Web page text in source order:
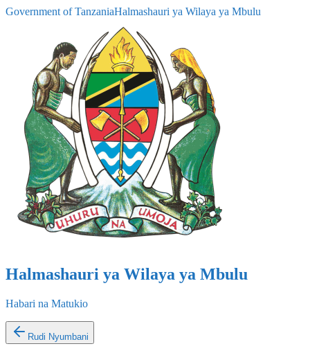
Government of TanzaniaHalmashauri ya Wilaya ya Mbulu
Halmashauri ya Wilaya ya Mbulu
Habari na Matukio
Rudi Nyumbani